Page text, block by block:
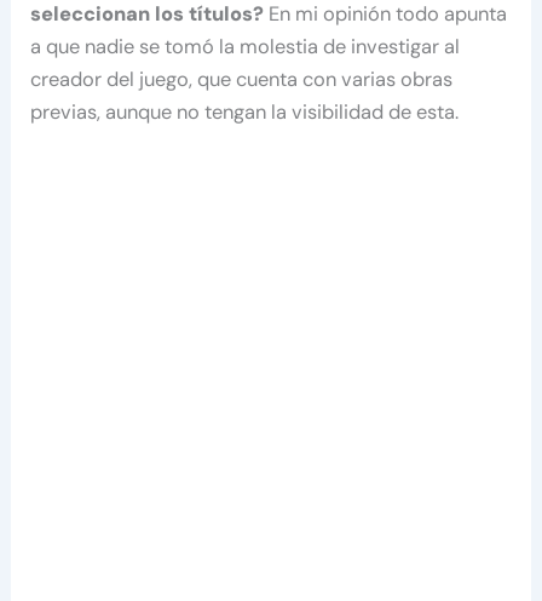
seleccionan los títulos? En mi opinión todo apunta
a que nadie se tomó la molestia de investigar al
creador del juego, que cuenta con varias obras
previas, aunque no tengan la visibilidad de esta.